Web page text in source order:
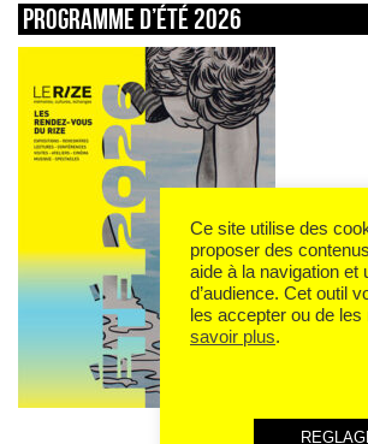
Programme d’été 2026
Ce site utilise des
proposer des
aide à la navigation et
d’audience. Cet outil
les accepter ou de les
savoir plus.